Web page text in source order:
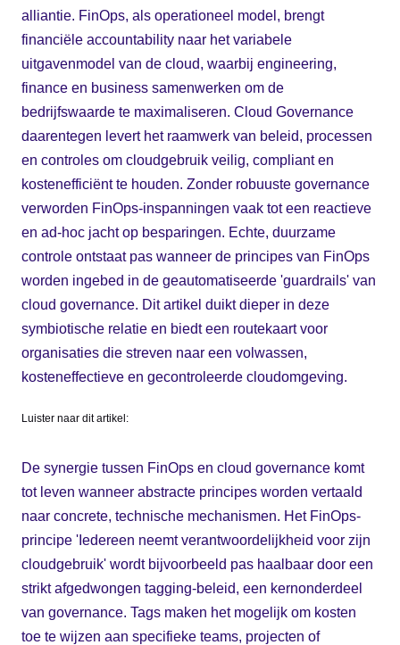
alliantie. FinOps, als operationeel model, brengt
financiële accountability naar het variabele
uitgavenmodel van de cloud, waarbij engineering,
finance en business samenwerken om de
bedrijfswaarde te maximaliseren. Cloud Governance
daarentegen levert het raamwerk van beleid, processen
en controles om cloudgebruik veilig, compliant en
kostenefficiënt te houden. Zonder robuuste governance
verworden FinOps-inspanningen vaak tot een reactieve
en ad-hoc jacht op besparingen. Echte, duurzame
controle ontstaat pas wanneer de principes van FinOps
worden ingebed in de geautomatiseerde 'guardrails' van
cloud governance. Dit artikel duikt dieper in deze
symbiotische relatie en biedt een routekaart voor
organisaties die streven naar een volwassen,
kosteneffectieve en gecontroleerde cloudomgeving.
Luister naar dit artikel:
De synergie tussen FinOps en cloud governance komt
tot leven wanneer abstracte principes worden vertaald
naar concrete, technische mechanismen. Het FinOps-
principe 'Iedereen neemt verantwoordelijkheid voor zijn
cloudgebruik' wordt bijvoorbeeld pas haalbaar door een
strikt afgedwongen tagging-beleid, een kernonderdeel
van governance. Tags maken het mogelijk om kosten
toe te wijzen aan specifieke teams, projecten of